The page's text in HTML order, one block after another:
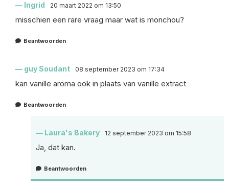
Ingrid 20 maart 2022 om 13:50
misschien een rare vraag maar wat is monchou?
Beantwoorden
guy Soudant 08 september 2023 om 17:34
kan vanille aroma ook in plaats van vanille extract
Beantwoorden
Laura's Bakery 12 september 2023 om 15:58
Ja, dat kan.
Beantwoorden